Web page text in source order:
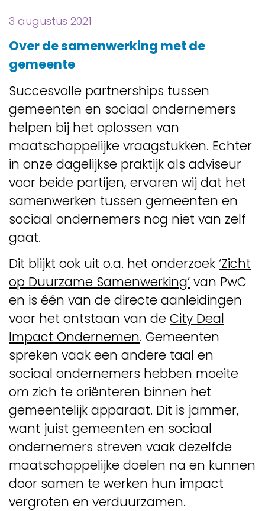
3 augustus 2021
Over de samenwerking met de
gemeente
Succesvolle partnerships tussen
gemeenten en sociaal ondernemers
helpen bij het oplossen van
maatschappelijke vraagstukken. Echter
in onze dagelijkse praktijk als adviseur
voor beide partijen, ervaren wij dat het
samenwerken tussen gemeenten en
sociaal ondernemers nog niet van zelf
gaat.
Dit blijkt ook uit o.a. het onderzoek ‘Zicht
op Duurzame Samenwerking’ van PwC
en is één van de directe aanleidingen
voor het ontstaan van de City Deal
Impact Ondernemen. Gemeenten
spreken vaak een andere taal en
sociaal ondernemers hebben moeite
om zich te oriënteren binnen het
gemeentelijk apparaat. Dit is jammer,
want juist gemeenten en sociaal
ondernemers streven vaak dezelfde
maatschappelijke doelen na en kunnen
door samen te werken hun impact
vergroten en verduurzamen.